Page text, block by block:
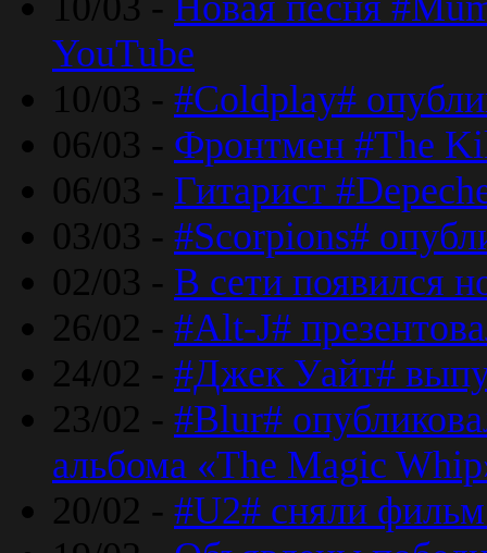
YouTube
10/03 - #Coldplay#
06/03 - Фронтмен #The
06/03 - Гитарист
03/03 - #Scorpions#
02/03 - В сети появился
26/02 - #Alt-J#
24/02 - #Джек Уайт#
23/02 - #Blur#
альбома «The Magic
20/02 - #U2# сняли